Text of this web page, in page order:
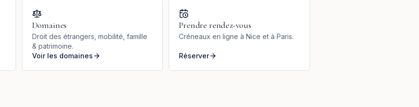
Domaines
Droit des étrangers, mobilité, famille
& patrimoine.
Voir les domaines
Prendre rendez-vous
Créneaux en ligne à Nice et à Paris.
Réserver